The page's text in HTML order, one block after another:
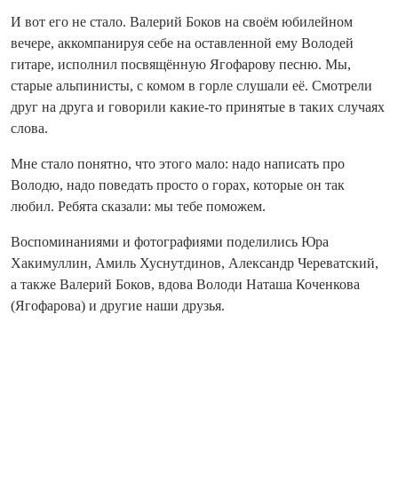
И вот его не стало. Валерий Боков на своём юбилейном
вечере, аккомпанируя себе на оставленной ему Володей
гитаре, исполнил посвящённую Ягофарову песню. Мы,
старые альпинисты, с комом в горле слушали её. Смотрели
друг на друга и говорили какие‑то принятые в таких случаях
слова.
Мне стало понятно, что этого мало: надо написать про
Володю, надо поведать просто о горах, которые он так
любил. Ребята сказали: мы тебе поможем.
Воспоминаниями и фотографиями поделились Юра
Хакимуллин, Амиль Хуснутдинов, Александр Череватский,
а также Валерий Боков, вдова Володи Наташа Коченкова
(Ягофарова) и другие наши друзья.